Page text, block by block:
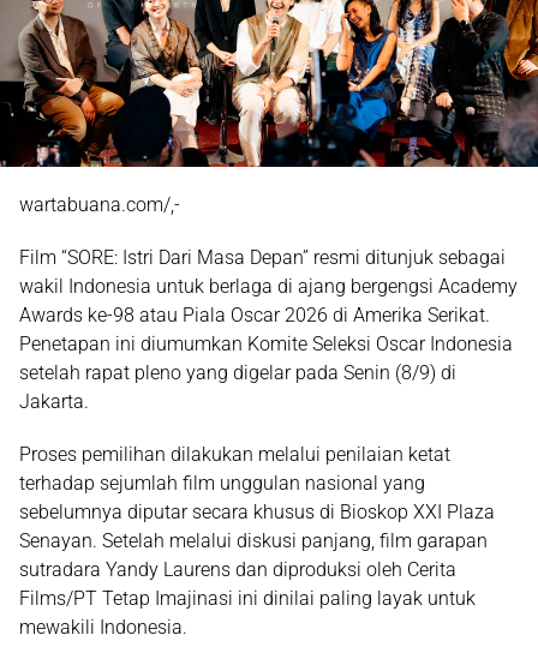
wartabuana.com/,-
Film “SORE: Istri Dari Masa Depan” resmi ditunjuk sebagai
wakil Indonesia untuk berlaga di ajang bergengsi Academy
Awards ke-98 atau Piala Oscar 2026 di Amerika Serikat.
Penetapan ini diumumkan Komite Seleksi Oscar Indonesia
setelah rapat pleno yang digelar pada Senin (8/9) di
Jakarta.
Proses pemilihan dilakukan melalui penilaian ketat
terhadap sejumlah film unggulan nasional yang
sebelumnya diputar secara khusus di Bioskop XXI Plaza
Senayan. Setelah melalui diskusi panjang, film garapan
sutradara Yandy Laurens dan diproduksi oleh Cerita
Films/PT Tetap Imajinasi ini dinilai paling layak untuk
mewakili Indonesia.